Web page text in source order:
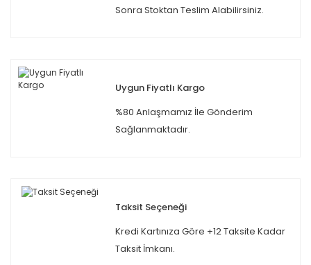
Sonra Stoktan Teslim Alabilirsiniz.
Uygun Fiyatlı Kargo
%80 Anlaşmamız İle Gönderim
Sağlanmaktadır.
Taksit Seçeneği
Kredi Kartınıza Göre +12 Taksite Kadar
Taksit İmkanı.